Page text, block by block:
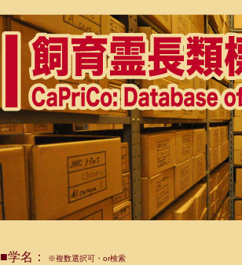
■学名： ※複数選択可・or検索